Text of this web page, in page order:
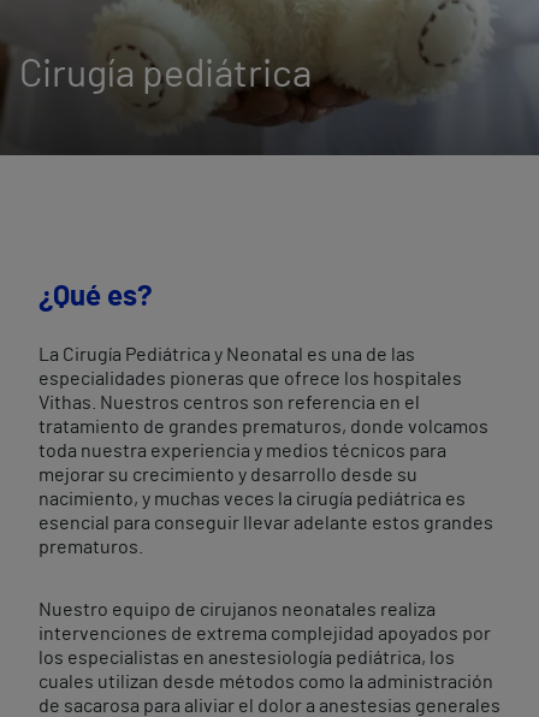
Cirugía pediátrica
¿Qué es?
La Cirugía Pediátrica y Neonatal es una de las
especialidades pioneras que ofrece los hospitales
Vithas. Nuestros centros son referencia en el
tratamiento de grandes prematuros, donde volcamos
toda nuestra experiencia y medios técnicos para
mejorar su crecimiento y desarrollo desde su
nacimiento, y muchas veces la cirugía pediátrica es
esencial para conseguir llevar adelante estos grandes
prematuros.
Nuestro equipo de cirujanos neonatales realiza
intervenciones de extrema complejidad apoyados por
los especialistas en anestesiología pediátrica, los
cuales utilizan desde métodos como la administración
de sacarosa para aliviar el dolor a anestesias generales